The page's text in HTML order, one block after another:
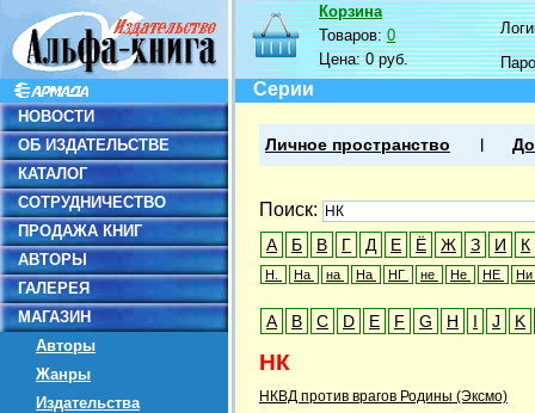
НОВОСТИ
ОБ ИЗДАТЕЛЬСТВЕ
КАТАЛОГ
СОТРУДНИЧЕСТВО
ПРОДАЖА КНИГ
АВТОРЫ
ГАЛЕРЕЯ
МАГАЗИН
Авторы
Жанры
Издательства
Корзина
Товаров:0
Цена:0 руб.
Серии
Личное пространство
Поиск:
А Б В Г Д Е Ё Ж З И К
Н. Нa на На НГ не Не НЕ Ни
A B C D E F G H I J K
НК
НКВД против врагов Родины (Эксмо)